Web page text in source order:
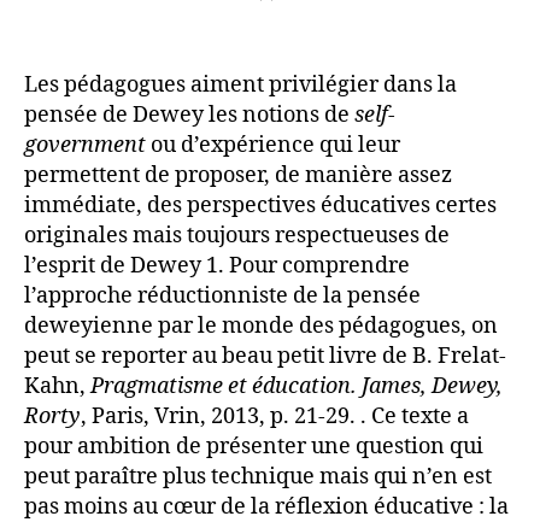
Les pédagogues aiment privilégier dans la
pensée de Dewey les notions de self-
government ou d’expérience qui leur
permettent de proposer, de manière assez
immédiate, des perspectives éducatives certes
originales mais toujours respectueuses de
l’esprit de Dewey 1. Pour comprendre
l’approche réductionniste de la pensée
deweyienne par le monde des pédagogues, on
peut se reporter au beau petit livre de B. Frelat-
Kahn,Pragmatisme et éducation. James, Dewey,
Rorty, Paris, Vrin, 2013, p. 21-29. . Ce texte a
pour ambition de présenter une question qui
peut paraître plus technique mais qui n’en est
pas moins au cœur de la réflexion éducative : la